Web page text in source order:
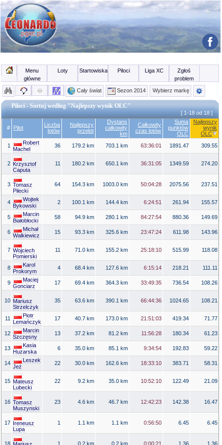
Menu
główne
Loty Startowiska Piloci Liga XC
Zgłoś
problem
Cały świat
Sezon 2014 Wybierz markę
Piloci - Sortuj według "Najlepszy wynik OLC"
[ 1-18 od 18 ]
# Pilot
Liczba
lotów
Najlepszy
przelot
Dystans
całkowity
km
Całkowity
czas lotów
Suma
punktów
OLC
Najlepszy
wynik
OLC
1
Robert
Machel
36 179.2 km 703.1 km 63:36:01 1891.47 309.55
2 Krzysztof
Caputa
11 180.2 km 650.1 km 36:31:05 1349.59 274.20
3 Tomasz
Pilecki
64 154.3 km 1003.0 km 50:04:28 2075.56 237.51
4
Wojtek
Bykowski
2 100.1 km 144.4 km 6:24:51 261.94 155.57
5
Marcin
Białobłocki
58 94.9 km 280.1 km 84:27:54 880.36 149.69
6
Michał
Walkiewicz
15 93.3 km 325.6 km 23:47:24 611.98 143.96
7 Wojciech
Pomierski
11 71.0 km 155.2 km 25:18:10 515.99 118.08
8
Karol
Prokorym
4 68.4 km 127.6 km 6:15:14 218.21 111.11
9
Maciej
Gonciarz
17 69.4 km 364.3 km 33:49:35 736.54 108.26
10 Mariusz
Strzelczyk
35 63.6 km 390.1 km 66:44:36 1024.65 108.21
11
Piotr
Lemańczyk
17 40.7 km 173.0 km 21:51:03 419.34 71.77
12
Marcin
Szczęsny
13 37.2 km 81.2 km 11:56:28 180.34 61.23
13
Kasia
Huzarska
6 35.0 km 85.1 km 9:34:54 192.83 59.22
14
Leszek
Jeż
22 30.0 km 162.6 km 18:33:10 383.71 58.31
15 Mateusz
Lubecki
22 9.2 km 35.0 km 10:52:10 122.49 21.09
16 Tomasz
Muszynski
23 4.6 km 46.7 km 12:42:23 142.38 16.47
17 Ireneusz
Lupa
1 1.1 km 1.1 km 0:56:50 6.45 6.45
18 1 0.2 km 0.2 km 0:00:21 1.36 1.36